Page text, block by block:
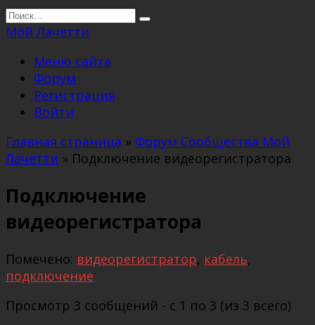
Перейти
к
Search
for:
Мой Лачетти
Меню сайта
Форум
Регистрация
Войти
Главная страница » Форум Сообщества Мой
Лачетти » Подключение видеорегистратора
Подключение
видеорегистратора
Помечено: видеорегистратор, кабель,
подключение
Просмотр 3 сообщений - с 1 по 3 (из 3 всего)